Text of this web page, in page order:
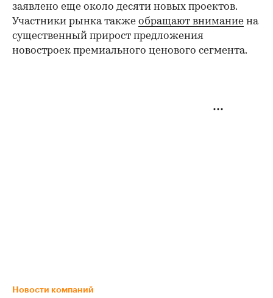
заявлено еще около десяти новых проектов.
Участники рынка также обращают внимание на
существенный прирост предложения
новостроек премиального ценового сегмента.
Новости компаний